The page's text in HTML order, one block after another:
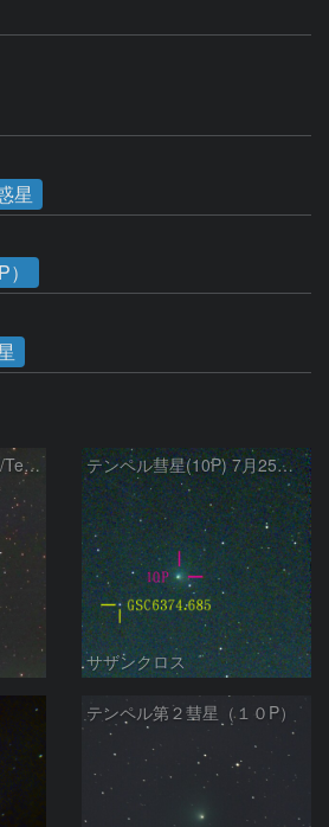
星
テンペル第２彗星（10P/Tempel）8/5 テンペル彗星(10P) 7月25日 Seestar50
サザンクロス
テンペル第２彗星（１０P）